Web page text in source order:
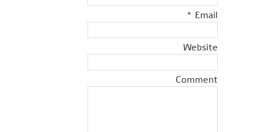
Email
*
Website
Comment